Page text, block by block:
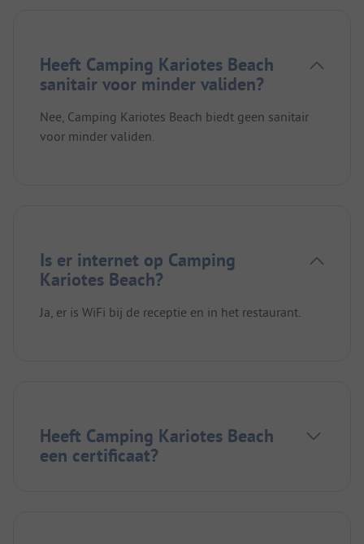
Heeft Camping Kariotes Beach
sanitair voor minder validen?
Nee, Camping Kariotes Beach biedt geen sanitair
voor minder validen.
Is er internet op Camping
Kariotes Beach?
Ja, er is WiFi bij de receptie en in het restaurant.
Heeft Camping Kariotes Beach
een certificaat?